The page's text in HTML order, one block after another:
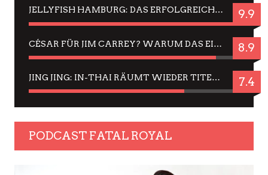
JELLYFISH HAMBURG: DAS ERFOLGREICHE SOMMER-MENÜ 2025 IN GEFÜHLEN UND BILDERN 9.9
CÉSAR FÜR JIM CARREY? WARUM DAS EINER DER NERVIGSTEN ACTORS IST UND BLEIBT 8.9
JING JING: IN-THAI RÄUMT WIEDER TITEL AB – EIN ZWEI-STUNDEN-ERLEBNISBERICHT 7.4
PODCAST FATAL ROYAL